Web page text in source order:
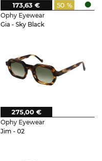
Ophy Eyewear
Gia - Sky Black
50 %
173,63 €
Ophy Eyewear
Jim - 02
275,00 €